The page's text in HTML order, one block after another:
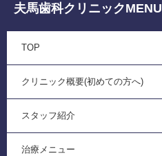
夫馬歯科クリニックMENU
TOP
クリニック概要(初めての方へ)
スタッフ紹介
治療メニュー